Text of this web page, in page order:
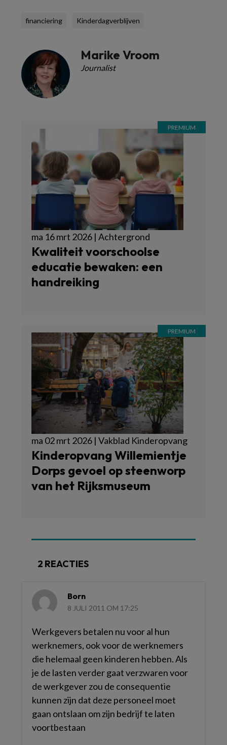
financiering Kinderdagverblijven
Marike Vroom
Journalist
ma 16 mrt 2026 | Achtergrond
Kwaliteit voorschoolse
educatie bewaken: een
handreiking
ma 02 mrt 2026 | Vakblad Kinderopvang
Kinderopvang Willemientje
Dorps gevoel op steenworp
van het Rijksmuseum
2 REACTIES
Born
8 JULI 2011 OM 17:25
Werkgevers betalen nu voor al hun
werknemers, ook voor de werknemers
die helemaal geen kinderen hebben. Als
je de lasten verder gaat verzwaren voor
de werkgever zou de consequentie
kunnen zijn dat deze personeel moet
gaan ontslaan om zijn bedrijf te laten
voortbestaan